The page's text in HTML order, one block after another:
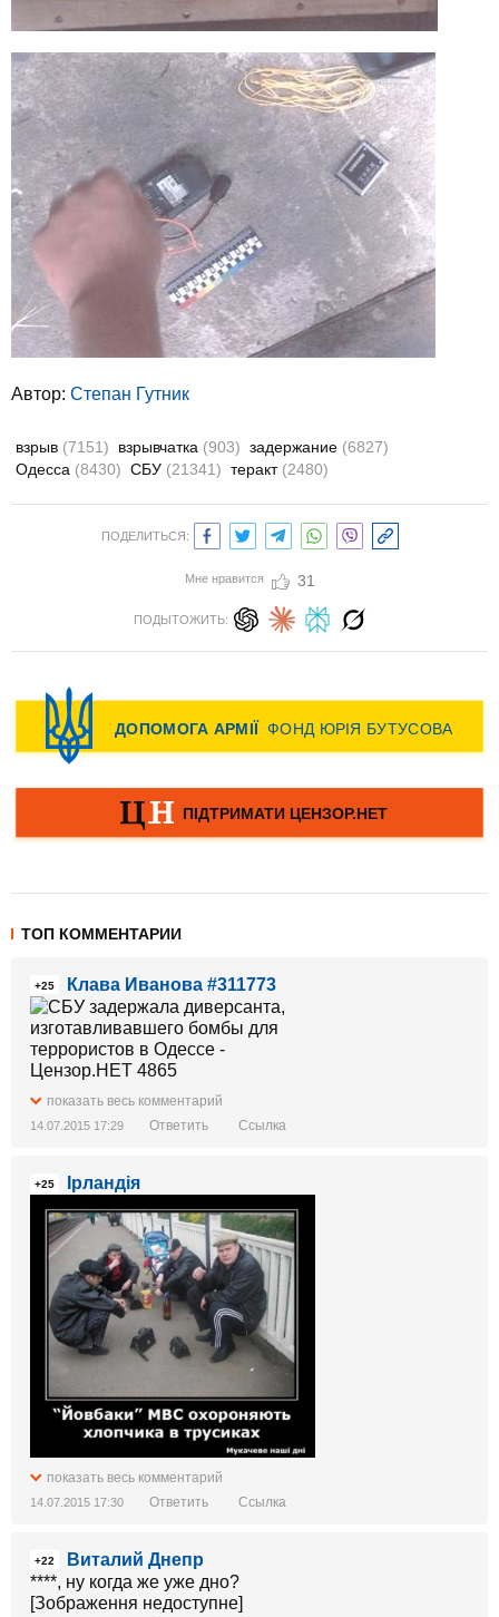
Автор: Степан Гутник
взрыв (7151) взрывчатка (903) задержание (6827)
Одесса (8430) СБУ (21341) теракт (2480)
ПОДЕЛИТЬСЯ:
Мне нравится 31
ПОДЫТОЖИТЬ:
ТОП КОММЕНТАРИИ
+25 Клава Иванова #311773
показать весь комментарий
14.07.2015 17:29 Ответить Ссылка
+25 Ірландія
показать весь комментарий
14.07.2015 17:30 Ответить Ссылка
+22
Виталий Днепр
****, ну когда же уже дно?
[Зображення недоступне]